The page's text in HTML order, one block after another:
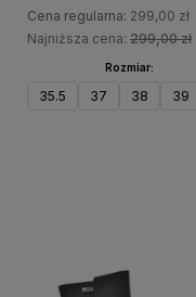
Cena regularna: 299,00 zł
Najniższa cena: 299,00 zł
Rozmiar:
35.5 37 38 39